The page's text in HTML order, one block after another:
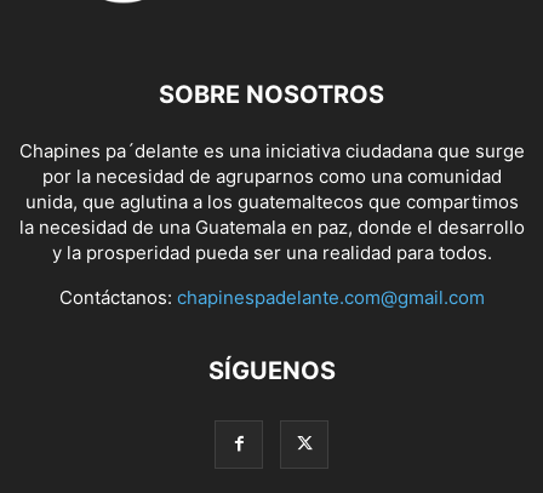
SOBRE NOSOTROS
Chapines pa´delante es una iniciativa ciudadana que surge
por la necesidad de agruparnos como una comunidad
unida, que aglutina a los guatemaltecos que compartimos
la necesidad de una Guatemala en paz, donde el desarrollo
y la prosperidad pueda ser una realidad para todos.
Contáctanos: chapinespadelante.com@gmail.com
SÍGUENOS